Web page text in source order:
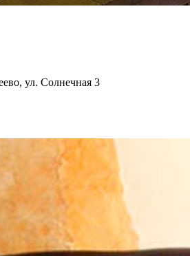
ул. Солнечная 3